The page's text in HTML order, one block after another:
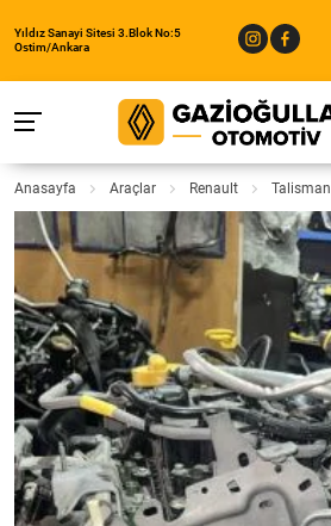
Yıldız Sanayi Sitesi 3.Blok No:5
Ostim/Ankara
Anasayfa Araçlar Renault Talisman